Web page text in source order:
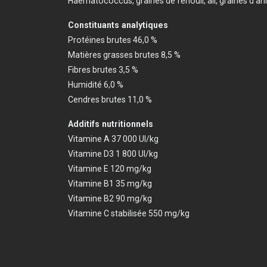
Constituants analytiques
Protéines brutes 46,0 %
Matières grasses brutes 8,5 %
Fibres brutes 3,5 %
Humidité 6,0 %
Cendres brutes 11,0 %
Additifs nutritionnels
Vitamine A 37 000 UI/kg
Vitamine D3 1 800 UI/kg
Vitamine E 120 mg/kg
Vitamine B1 35 mg/kg
Vitamine B2 90 mg/kg
Vitamine C stabilisée 550 mg/kg